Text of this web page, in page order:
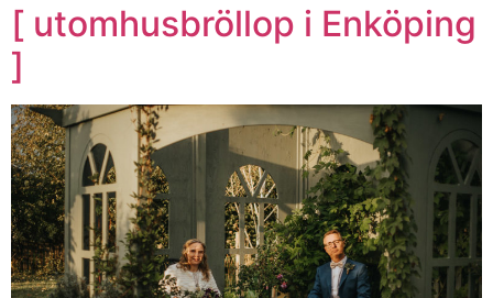
[ utomhusbröllop i Enköping
]